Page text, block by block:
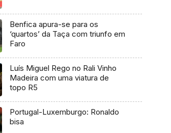
Benfica apura-se para os
‘quartos’ da Taça com triunfo em
Faro
Luís Miguel Rego no Rali Vinho
Madeira com uma viatura de
topo R5
Portugal-Luxemburgo: Ronaldo
bisa